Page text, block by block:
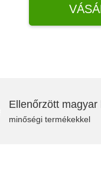
Ellenőrzött magyar
minőségi termékekkel